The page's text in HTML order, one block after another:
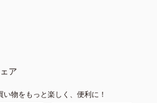
ア
い物をもっと楽しく、便利に！